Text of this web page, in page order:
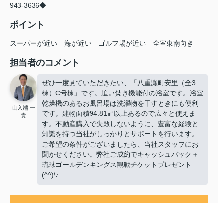
943-3636◆
ポイント
スーパーが近い 海が近い ゴルフ場が近い 全室東南向き
担当者のコメント
山入端 一
貴
ぜひ一度見ていただきたい、「八重瀬町安里（全3
棟）C号棟」です。追い焚き機能付の浴室です。浴室
乾燥機のあるお風呂場は洗濯物を干すときにも便利
です。建物面積94.81㎡以上あるので広々と使えま
す。不動産購入で失敗しないように、豊富な経験と
知識を持つ当社がしっかりとサポートを行います。
ご希望の条件がございましたら、当社スタッフにお
聞かせください。弊社ご成約でキャッシュバック＋
琉球ゴールデンキングス観戦チケットプレゼント
(^^)/♪